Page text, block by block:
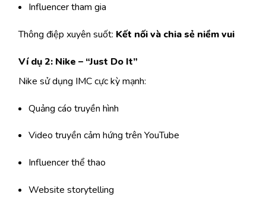
Influencer tham gia
Thông điệp xuyên suốt: Kết nối và chia sẻ niềm vui
Ví dụ 2: Nike – “Just Do It”
Nike sử dụng IMC cực kỳ mạnh:
Quảng cáo truyền hình
Video truyền cảm hứng trên YouTube
Influencer thể thao
Website storytelling